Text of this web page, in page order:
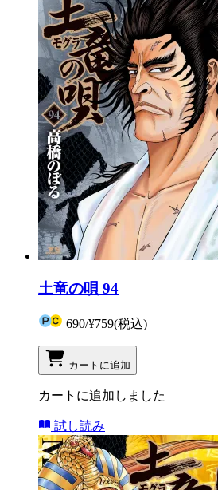
土竜の唄 94
690/¥759(税込)
カートに追加
カートに追加しました
試し読み